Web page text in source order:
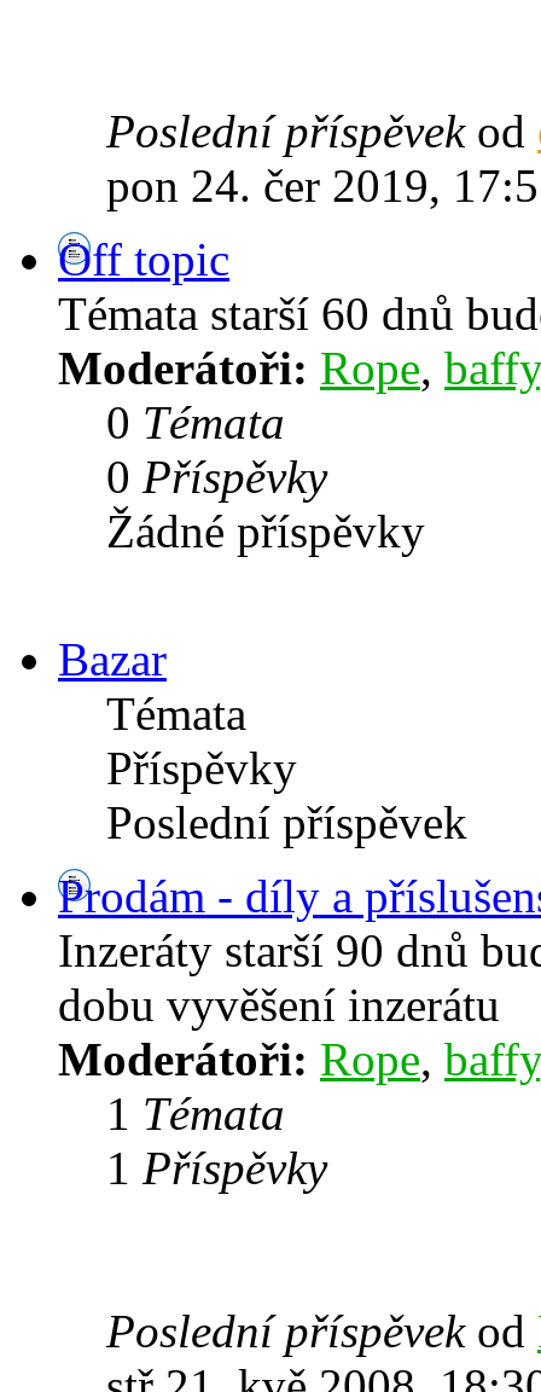
Poslední příspěvekod
pon 24. čer 2019,
Off topic
Témata starší 60 dnů
Moderátoři: Rope, baffy
0 Témata
0 Příspěvky
Žádné příspěvky
Bazar
Témata
Příspěvky
Poslední příspěvek
Prodám - díly a
Inzeráty starší 90 dnů
dobu vyvěšení inzerátu
Moderátoři: Rope, baffy
1 Témata
1 Příspěvky
Poslední příspěvekod